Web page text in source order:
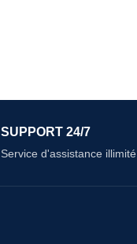
SUPPORT 24/7
Service d'assistance illimité